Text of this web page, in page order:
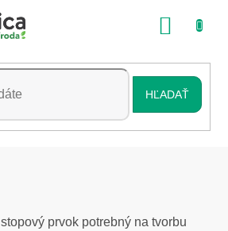
HĽADAŤ
stopový prvok potrebný na tvorbu